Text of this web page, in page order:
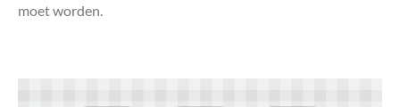
moet worden.